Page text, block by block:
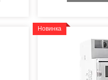
Новинка